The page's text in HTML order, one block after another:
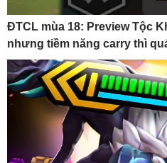
ĐTCL mùa 18: Preview Tộc
nhưng tiềm năng carry thì